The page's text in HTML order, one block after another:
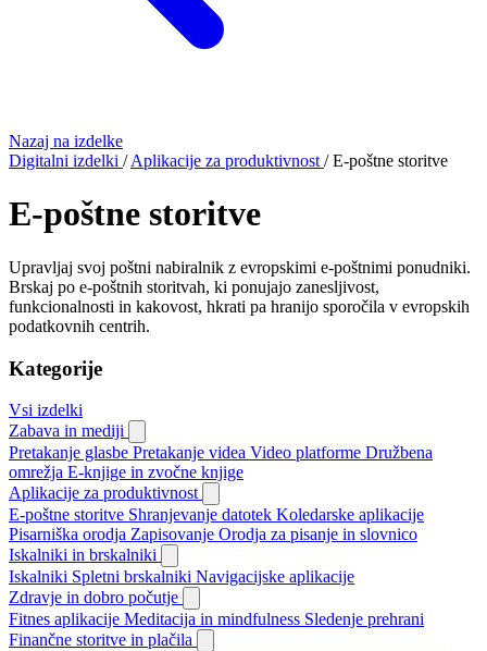
Nazaj na izdelke
Digitalni izdelki / Aplikacije za produktivnost / E-poštne storitve
E-poštne storitve
Upravljaj svoj poštni nabiralnik z evropskimi e-poštnimi ponudniki.
Brskaj po e-poštnih storitvah, ki ponujajo zanesljivost,
funkcionalnosti in kakovost, hkrati pa hranijo sporočila v evropskih
podatkovnih centrih.
Kategorije
Vsi izdelki
Zabava in mediji
Pretakanje glasbe Pretakanje videa Video platforme Družbena
omrežja E-knjige in zvočne knjige
Aplikacije za produktivnost
E-poštne storitve Shranjevanje datotek Koledarske aplikacije
Pisarniška orodja Zapisovanje Orodja za pisanje in slovnico
Iskalniki in brskalniki
Iskalniki Spletni brskalniki Navigacijske aplikacije
Zdravje in dobro počutje
Fitnes aplikacije Meditacija in mindfulness Sledenje prehrani
Finančne storitve in plačila